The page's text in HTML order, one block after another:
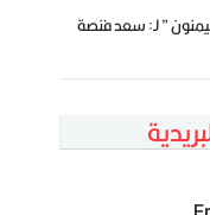
” لـ: سعد فنصة